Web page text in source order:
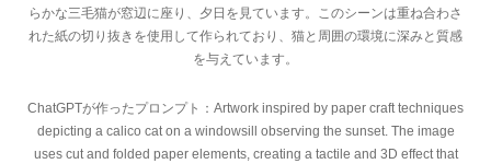
らかな三毛猫が窓辺に座り、夕日を見ています。このシーンは重ね合わさ
れた紙の切り抜きを使用して作られており、猫と周囲の環境に深みと質感
を与えています。
ChatGPTが作ったプロンプト：Artwork inspired by paper craft techniques
depicting a calico cat on a windowsill observing the sunset. The image
uses cut and folded paper elements, creating a tactile and 3D effect that